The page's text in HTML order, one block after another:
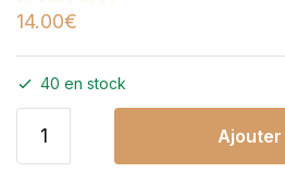
14.00€
40 en stock
Ajouter